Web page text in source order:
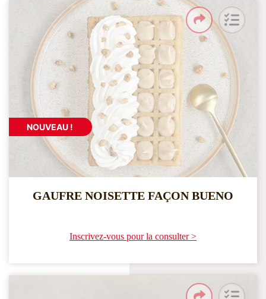
NOUVEAU !
GAUFRE NOISETTE FAÇON BUENO
Inscrivez-vous pour la consulter >